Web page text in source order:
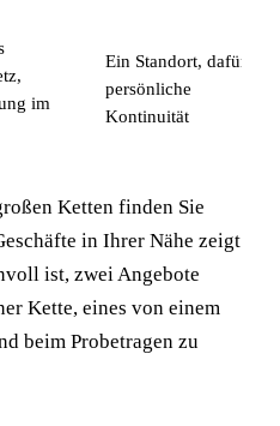
im
Ein Standort, dafür
persönliche
Kontinuität
Ketten finden Sie
in Ihrer Nähe zeigt
ist, zwei Angebote
Kette, eines von einem
beim Probetragen zu